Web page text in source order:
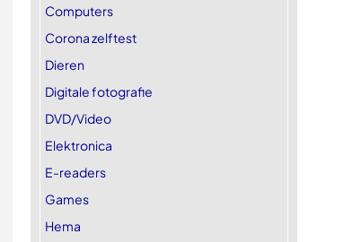
Computers
Corona zelftest
Dieren
Digitale fotografie
DVD/Video
Elektronica
E-readers
Games
Hema